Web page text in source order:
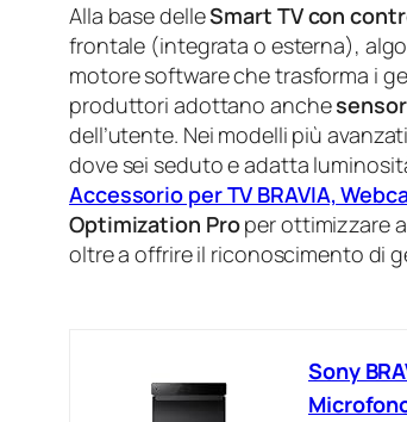
Alla base delleSmart TV con
frontale (integrata o esterna),
motore software che trasforma i
produttori adottano anche
dell’utente. Nei modelli più
dove sei seduto e adatta
Accessorio per TV BRAVIA,
Optimization Proper ottimizzare
oltre a offrire il riconoscimento di
Sony